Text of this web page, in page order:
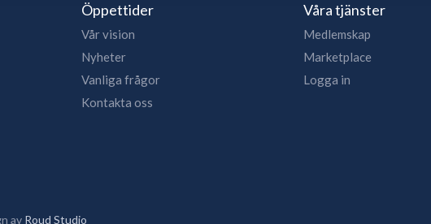
Öppettider
Vår vision
Nyheter
Vanliga frågor
Kontakta oss
Våra tjänster
Medlemskap
Marketplace
Logga in
av Roud Studio